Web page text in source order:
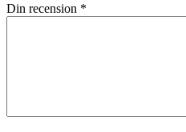
Din recension *